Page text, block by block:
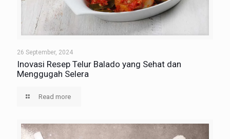
26 September, 2024
Inovasi Resep Telur Balado yang Sehat dan
Menggugah Selera
Read more